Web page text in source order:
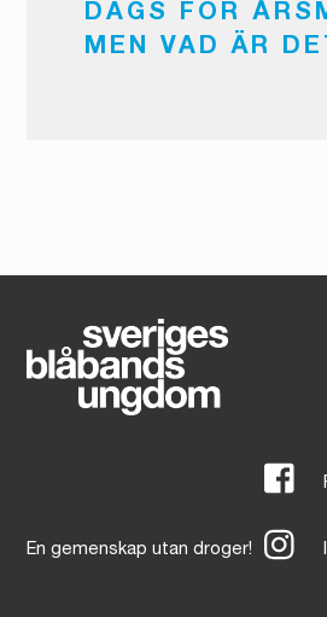
DAGS FÖR
MEN VAD ÄR
En gemenskap utan droger!